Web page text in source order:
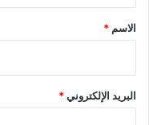
*
الاسم *
البريد الإلكتروني*